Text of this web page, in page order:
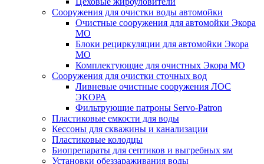
Сооружения для очистки воды автомойки
Очистные сооружения для автомойки Экора
МО
Блоки рециркуляции для автомойки Экора
МО
Комплектующие для очистных Экора МО
Сооружения для очистки сточных вод
Ливневые очистные сооружения ЛОС
ЭКОРА
Фильтрующие патроны Servo-Patron
Пластиковые емкости для воды
Кессоны для скважины и канализации
Пластиковые колодцы
Биопрепараты для септиков и выгребных ям
Установки обеззараживания воды